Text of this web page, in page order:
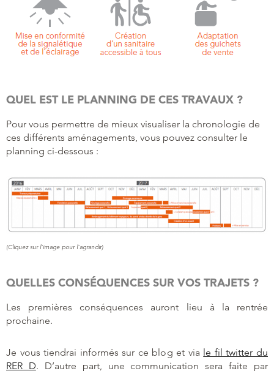
QUEL EST LE PLANNING DE CES TRAVAUX ?
Pour vous permettre de mieux visualiser la chronologie de
ces différents aménagements, vous pouvez consulter le
planning ci-dessous :
(Cliquez sur l’image pour l’agrandir)
QUELLES CONSÉQUENCES SUR VOS TRAJETS ?
Les premières conséquences auront lieu à la rentrée
prochaine.
Je vous tiendrai informés sur ce blog et via le fil twitter du
RER D. D’autre part, une communication sera faite par